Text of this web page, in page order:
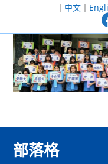
至
｜ 中文｜
部落格